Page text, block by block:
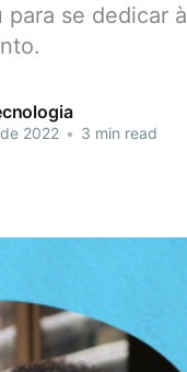
para se dedicar
2022 • 3 min read